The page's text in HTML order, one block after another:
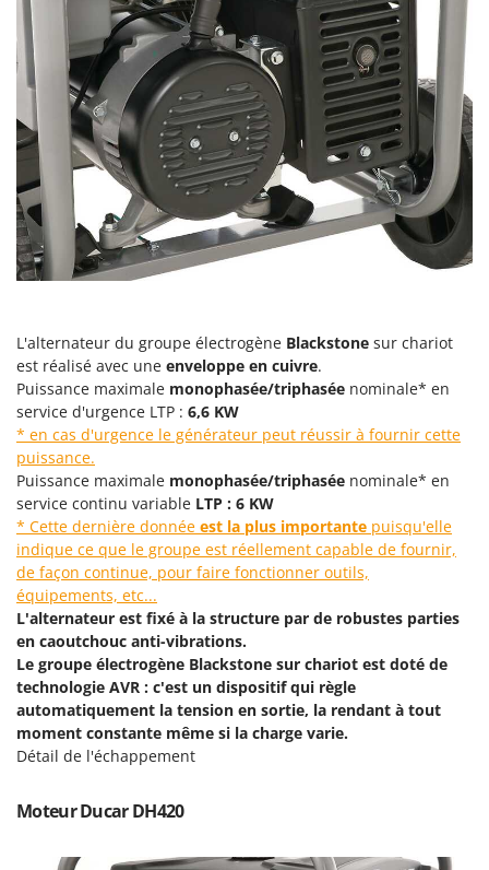
Pulvérisateurs
Pulvérisateurs portés
R
Rafraîchisseurs d'air par évaporation
Rampes de chargement en aluminium
Râpes à fromage électriques
Râteaux pour tracteur
Remplisseuses
Robots nettoyeurs de piscine
Rogneuses de souches
Rouleaux pour tracteur
S
Scies à os
Scies à Ruban
Scies alternatives à batterie
Scies de jardin télescopiques
Sécateurs électriques à batterie
Sécateurs et Échenilloirs manuels
Sécateurs pneumatiques
Semoirs et Épandeurs d'engrais
Socs pour tracteur
Souffleurs aspirateurs pour Feuilles
Soufreuses - Poudreuses à dos
Taille-haies
GRIFO
GVS
GYS
H
Hailo
Helvi
Henx
HiKOKI
Honda
I
Idromatic
Il-Tec
Imperia
Infaco
Intec
Intex
Italyco
ITM
J JOLLY ITALIA
K
KAAZ
Karcher
Kasco
KitchenAid
L'alternateur du groupe électrogène Blackstone sur chariot
est réalisé avec une enveloppe en cuivre.
Puissance maximale monophasée/triphasée nominale* en
service d'urgence LTP : 6,6 KW
* en cas d'urgence le générateur peut réussir à fournir cette
puissance.
Puissance maximale monophasée/triphasée nominale* en
service continu variable LTP : 6 KW
* Cette dernière donnée est la plus importante puisqu'elle
indique ce que le groupe est réellement capable de fournir,
de façon continue, pour faire fonctionner outils,
équipements, etc...
L'alternateur est fixé à la structure par de robustes parties
en caoutchouc anti-vibrations.
Le groupe électrogène Blackstone sur chariot est doté de
technologie AVR : c'est un dispositif qui règle
automatiquement la tension en sortie, la rendant à tout
moment constante même si la charge varie.
Détail de l'échappement
Moteur Ducar DH420